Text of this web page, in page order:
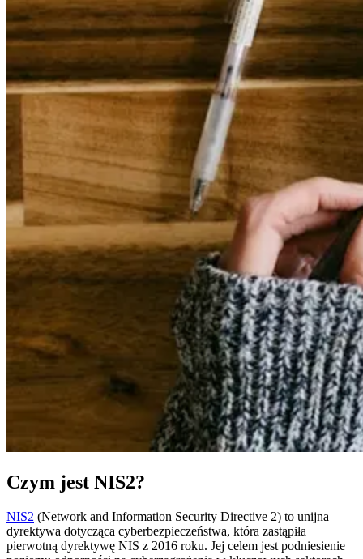
Czym jest NIS2?
NIS2 (Network and Information Security Directive 2) to unijna
dyrektywa dotycząca cyberbezpieczeństwa, która zastąpiła
pierwotną dyrektywę NIS z 2016 roku. Jej celem jest podniesienie